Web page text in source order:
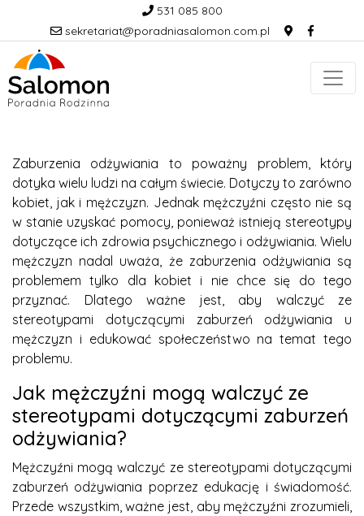
531 085 800
sekretariat@poradniasalomon.com.pl
Zaburzenia odżywiania to poważny problem, który
dotyka wielu ludzi na całym świecie. Dotyczy to zarówno
kobiet, jak i mężczyzn. Jednak mężczyźni często nie są
w stanie uzyskać pomocy, ponieważ istnieją stereotypy
dotyczące ich zdrowia psychicznego i odżywiania. Wielu
mężczyzn nadal uważa, że zaburzenia odżywiania są
problemem tylko dla kobiet i nie chce się do tego
przyznać. Dlatego ważne jest, aby walczyć ze
stereotypami dotyczącymi zaburzeń odżywiania u
mężczyzn i edukować społeczeństwo na temat tego
problemu.
Jak mężczyźni mogą walczyć ze
stereotypami dotyczącymi zaburzeń
odżywiania?
Mężczyźni mogą walczyć ze stereotypami dotyczącymi
zaburzeń odżywiania poprzez edukację i świadomość.
Przede wszystkim, ważne jest, aby mężczyźni zrozumieli,